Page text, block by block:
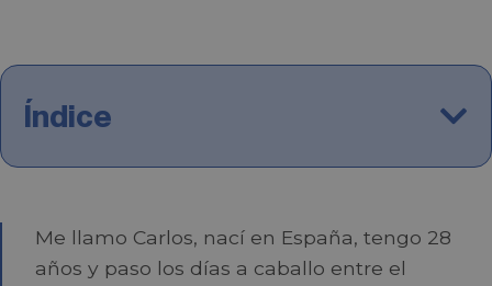
Índice
Me llamo Carlos, nací en España, tengo 28
años y paso los días a caballo entre el